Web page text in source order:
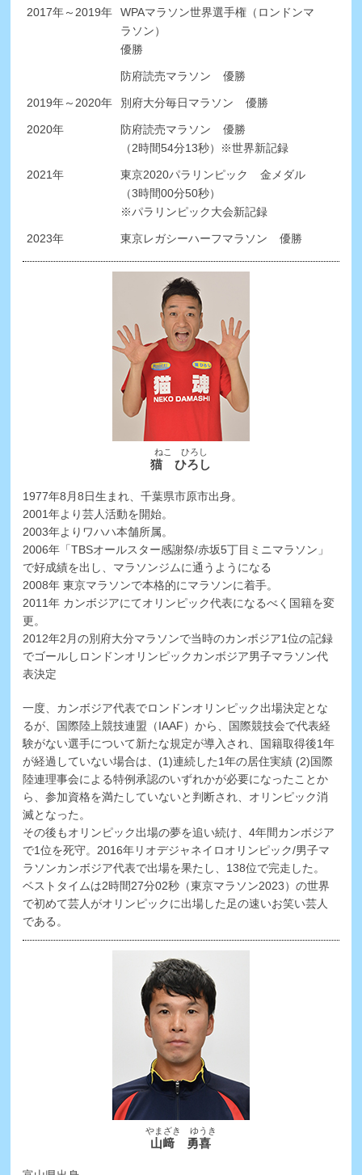
2017年～2019年
WPAマラソン世界選手権（ロンドンマ
ラソン）
優勝
防府読売マラソン 優勝
2019年～2020年 別府大分毎日マラソン 優勝
2020年 防府読売マラソン
優勝
（2時間54分13秒） ※世界新記録
2021年 東京2020パラリンピック
金メダル
（3時間00分50秒）
※パラリンピック大会新記録
2023年 東京レガシーハーフマラソン 優勝
ねこ ひろし
猫 ひろし
1977年8月8日生まれ、千葉県市原市出身。
2001年より芸人活動を開始。
2003年よりワハハ本舗所属。
2006年「TBSオールスター感謝祭/赤坂5丁目ミニマラソン」
で好成績を出し、マラソンジムに通うようになる
2008年 東京マラソンで本格的にマラソンに着手。
2011年 カンボジアにてオリンピック代表になるべく国籍を変
更。
2012年2月の別府大分マラソンで当時のカンボジア1位の記録
でゴールしロンドンオリンピックカンボジア男子マラソン代
表決定
一度、カンボジア代表でロンドンオリンピック出場決定とな
るが、国際陸上競技連盟（IAAF）から、国際競技会で代表経
験がない選手について新たな規定が導入され、国籍取得後1年
が経過していない場合は、(1)連続した1年の居住実績 (2)国際
陸連理事会による特例承認のいずれかが必要になったことか
ら、参加資格を満たしていないと判断され、オリンピック消
滅となった。
その後もオリンピック出場の夢を追い続け、4年間カンボジア
で1位を死守。2016年リオデジャネイロオリンピック/男子マ
ラソンカンボジア代表で出場を果たし、138位で完走した。
ベストタイムは2時間27分02秒（東京マラソン2023）の世界
で初めて芸人がオリンピックに出場した足の速いお笑い芸人
である。
やまざき ゆうき
山﨑 勇喜